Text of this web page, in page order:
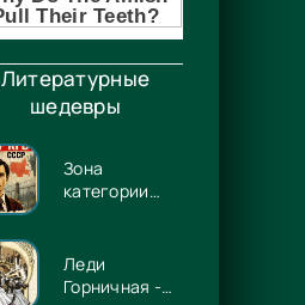
Литературные
шедевры
Зона
категории
Штиль
Леди
Горничная -